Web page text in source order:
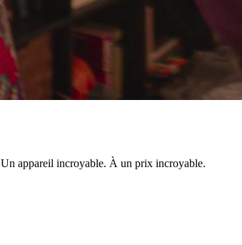
Un appareil incroyable. À un prix incroyable.